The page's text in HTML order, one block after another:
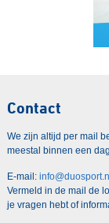
Contact
We zijn altijd per mail
meestal binnen een
E-mail:
Vermeld in de mail de
je vragen hebt of